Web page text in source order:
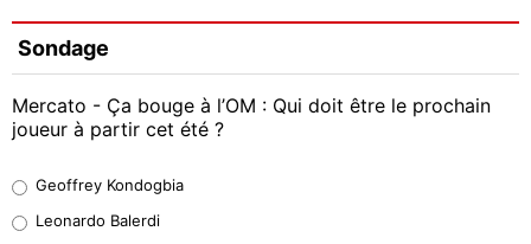
Sondage
Mercato - Ça bouge à l’OM : Qui doit être le prochain
joueur à partir cet été ?
38%
Geoffrey Kondogbia
Leonardo Balerdi